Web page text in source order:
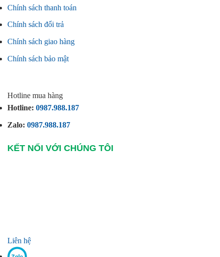
Chính sách thanh toán
Chính sách đổi trả
Chính sách giao hàng
Chính sách bảo mật
Hotline mua hàng
Hotline: 0987.988.187
Zalo: 0987.988.187
KẾT NỐI VỚI CHÚNG TÔI
Liên hệ